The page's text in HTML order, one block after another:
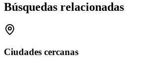
Búsquedas relacionadas
Ciudades cercanas